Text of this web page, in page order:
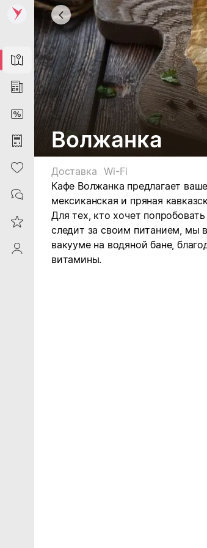
Map
News
DiscountCard
Purchases
Heart
Contacts
Reviews
ProfileSaby
Волжанка
Доставка
Wi-Fi
Кафе Волжанка предлагает
мексиканская и пряная
Для тех, кто хочет
следит за своим питанием, мы
вакууме на водяной бане,
витамины.